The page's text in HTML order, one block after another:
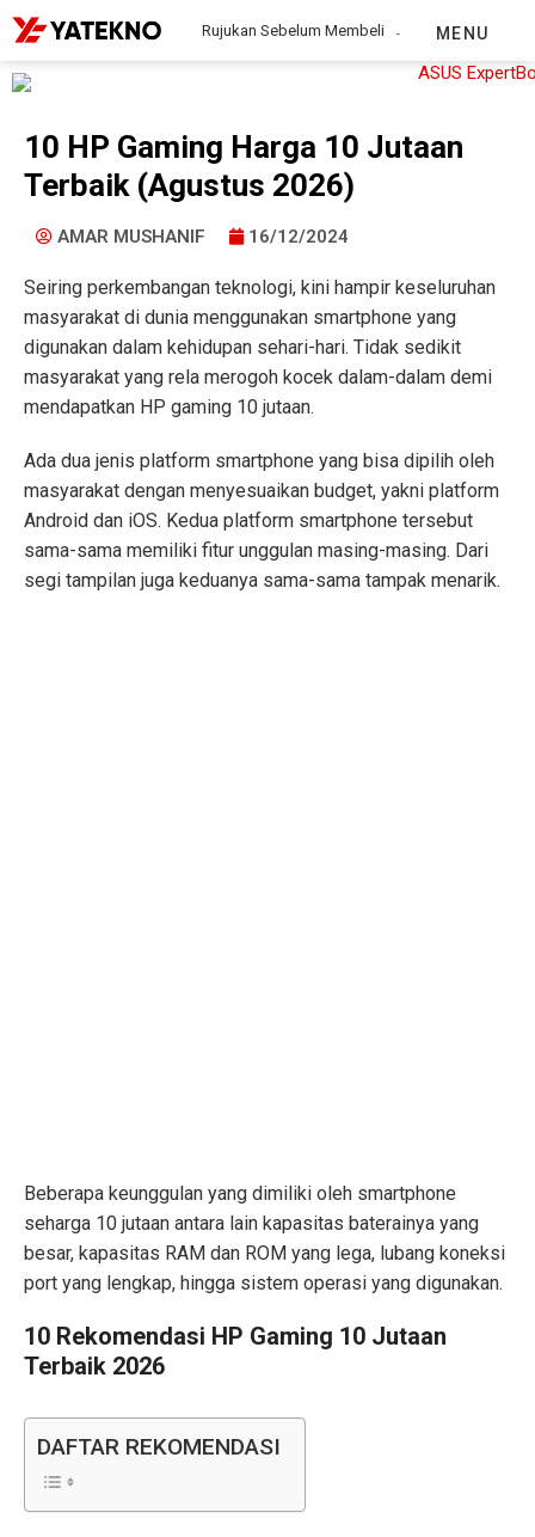
Rujukan Sebelum Membeli MENU
10 HP Gaming Harga 10 Jutaan
Terbaik (Agustus 2026)
AMAR MUSHANIF 16/12/2024
Seiring perkembangan teknologi, kini hampir keseluruhan
masyarakat di dunia menggunakan smartphone yang
digunakan dalam kehidupan sehari-hari. Tidak sedikit
masyarakat yang rela merogoh kocek dalam-dalam demi
mendapatkan HP gaming 10 jutaan.
Ada dua jenis platform smartphone yang bisa dipilih oleh
masyarakat dengan menyesuaikan budget, yakni platform
Android dan iOS. Kedua platform smartphone tersebut
sama-sama memiliki fitur unggulan masing-masing. Dari
segi tampilan juga keduanya sama-sama tampak menarik.
Beberapa keunggulan yang dimiliki oleh smartphone
seharga 10 jutaan antara lain kapasitas baterainya yang
besar, kapasitas RAM dan ROM yang lega, lubang koneksi
port yang lengkap, hingga sistem operasi yang digunakan.
10 Rekomendasi HP Gaming 10 Jutaan
Terbaik 2026
DAFTAR REKOMENDASI